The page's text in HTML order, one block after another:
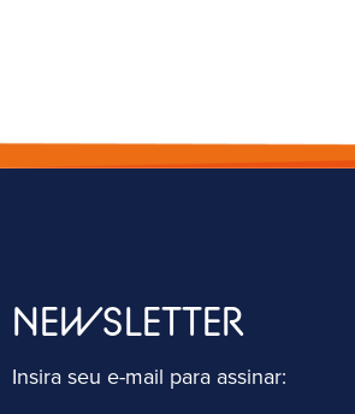
NEWSLETTER
Insira seu e-mail para assinar: